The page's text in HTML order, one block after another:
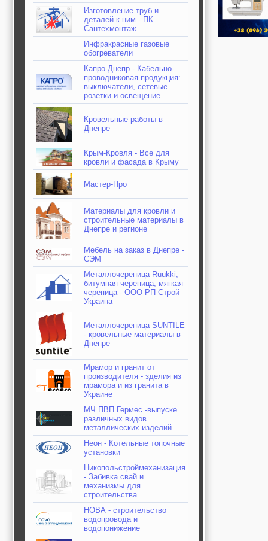
Изготовление труб и
деталей к ним - ПК
Сантехмонтаж
Инфракрасные газовые
обогреватели
Капро-Днепр - Кабельно-
проводниковая продукция:
выключатели, сетевые
розетки и освещение
Кровельные работы в
Днепре
Крым-Кровля - Все для
кровли и фасада в Крыму
Мастер-Про
Материалы для кровли и
строительные материалы в
Днепре и регионе
Мебель на заказ в Днепре -
СЭМ
Металлочерепица Ruukki,
битумная черепица, мягкая
черепица - ООО РП Строй
Украина
Металлочерепица SUNTILE
- кровельные материалы в
Днепре
Мрамор и гранит от
производителя - зделия из
мрамора и из гранита в
Украине
МЧ ПВП Гермес -выпуске
различных видов
металлических изделий
Неон - Котельные топочные
установки
Никопольстроймеханизация
- Забивка свай и
механизмы для
строительства
НОВА - строительство
водопровода и
водопонижение